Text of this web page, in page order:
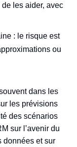
les aider, avec
: le risque est
ou
dans les
les prévisions
des scénarios
sur l’avenir du
données et sur